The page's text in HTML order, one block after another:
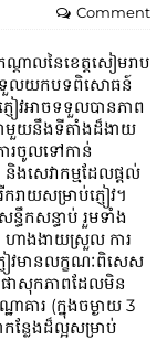
Comment
ាលនៃខេត្តសៀមរាប
ទទួលយកបទពិសោធន៍
ៀវអាចទទួលបានភាព
ាមួយនឹងទីតាំងដ៏ងាយ
ារចូលទៅកាន់
ងសេវាកម្មដែលផ្តល់
ាយសម្រាប់ភ្ញៀវ។
ន្ធឹកសន្ធាប់ រួមទាំង
ហាងងាយស្រួល ការ
ញៀវមានលក្ខណៈពិសេស
ផាសុកភាពដែលមិន
គារ (ក្នុងចម្ងាយ 3
ន្លែងដ៏ល្អសម្រាប់